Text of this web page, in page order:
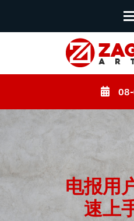
content
Enter)
电报用
速上